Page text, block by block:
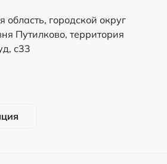
область, городской округ
Путилково, территория
с33